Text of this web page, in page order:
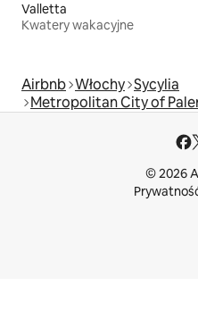
Valletta
Kwatery wakacyjne
Airbnb Włochy Sycylia
Metropolitan City of
© 2026